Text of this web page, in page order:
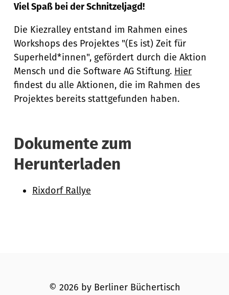
Viel Spaß bei der Schnitzeljagd!
Die Kiezralley entstand im Rahmen eines
Workshops des Projektes "(Es ist) Zeit für
Superheld*innen", gefördert durch die Aktion
Mensch und die Software AG Stiftung. Hier
findest du alle Aktionen, die im Rahmen des
Projektes bereits stattgefunden haben.
Dokumente zum
Herunterladen
Rixdorf Rallye
© 2026 by Berliner Büchertisch